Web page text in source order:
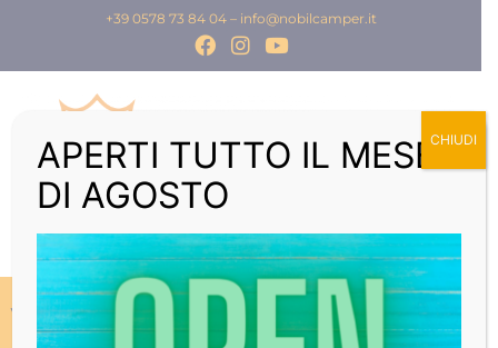
+39 0578 73 84 04– info@nobilcamper.it
VAN
APERTI TUTTO IL MESE
DI AGOSTO
CHIUDI